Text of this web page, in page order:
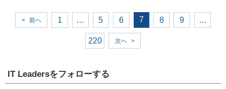
< 前へ 1 … 5 6 7 8 9 …
220 次へ >
IT Leadersをフォローする